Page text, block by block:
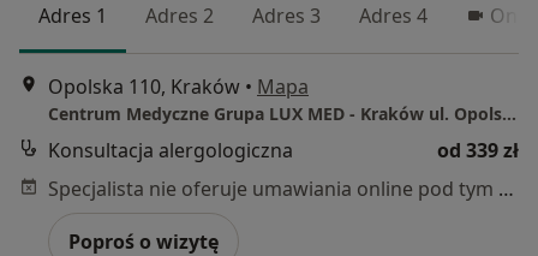
Adres 1 Adres 2 Adres 3 Adres 4
Opolska 110, Kraków • Mapa
Centrum Medyczne Grupa LUX MED - Kraków ul. Opolska 110
Konsultacja alergologiczna
od 339 zł
Specjalista nie oferuje umawiania online pod tym adresem.
Poproś o wizytę